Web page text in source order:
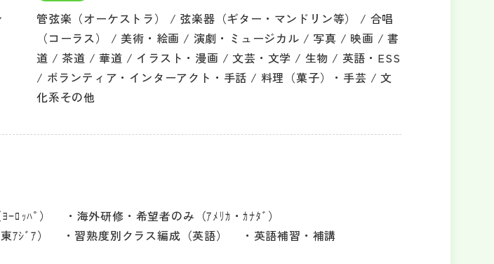
管弦楽（オーケストラ） / 弦楽器（ギター・マンドリン等） / 合唱
（コーラス） / 美術・絵画 / 演劇・ミュージカル / 写真 / 映画 / 書
道 / 茶道 / 華道 / イラスト・漫画 / 文芸・文学 / 生物 / 英語・ESS
/ ボランティア・インターアクト・手話 / 料理（菓子）・手芸 / 文
化系その他
ﾛｯﾊﾟ）
海外研修・希望者のみ（ｱﾒﾘｶ・ｶﾅﾀﾞ）
ｱｼﾞｱ） 習熟度別クラス編成（英語）
英語補習・補講